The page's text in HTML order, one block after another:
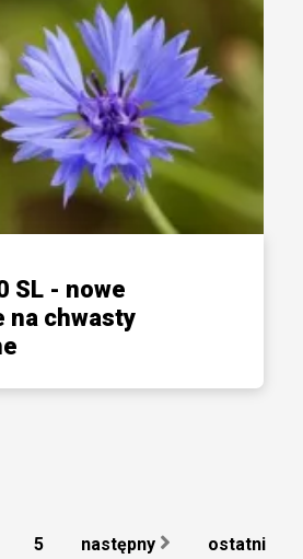
SL - nowe
na chwasty
5 następny ostatni